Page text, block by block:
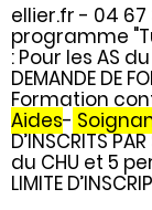
ellier.fr - 04 67
programme
: Pour les AS
DEMANDE DE
Formation
Aides-
D’INSCRITS
du CHU et 5
LIMITE